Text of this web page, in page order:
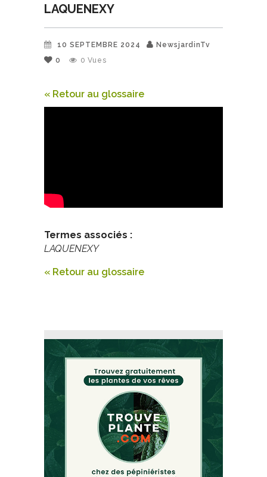
LAQUENEXY
10 SEPTEMBRE 2024
NewsjardinTv
0
0 Vues
« Retour au glossaire
Termes associés :
LAQUENEXY
« Retour au glossaire